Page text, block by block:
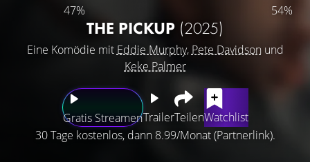
47% 54%
THE PICKUP (2025)
Eine Komödie mit Eddie Murphy, Pete Davidsonund
Keke Palmer
Gratis StreamenTrailerTeilenWatchlist
30 Tage kostenlos, dann 8.99/Monat (Partnerlink).